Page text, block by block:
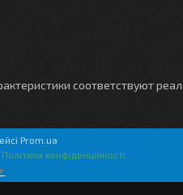
соответствуют
Prom.ua
Політика конфіденційності